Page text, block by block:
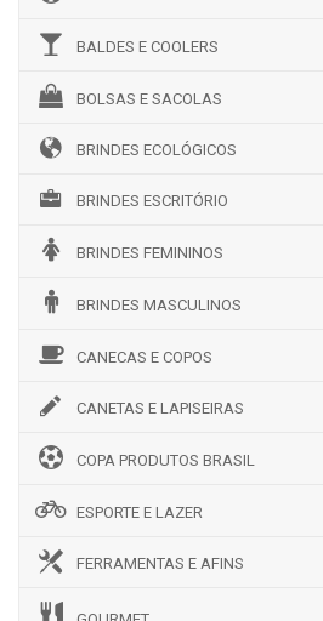
BALDES E COOLERS
BOLSAS E SACOLAS
BRINDES ECOLÓGICOS
BRINDES ESCRITÓRIO
BRINDES FEMININOS
BRINDES MASCULINOS
CANECAS E COPOS
CANETAS E LAPISEIRAS
COPA PRODUTOS BRASIL
ESPORTE E LAZER
FERRAMENTAS E AFINS